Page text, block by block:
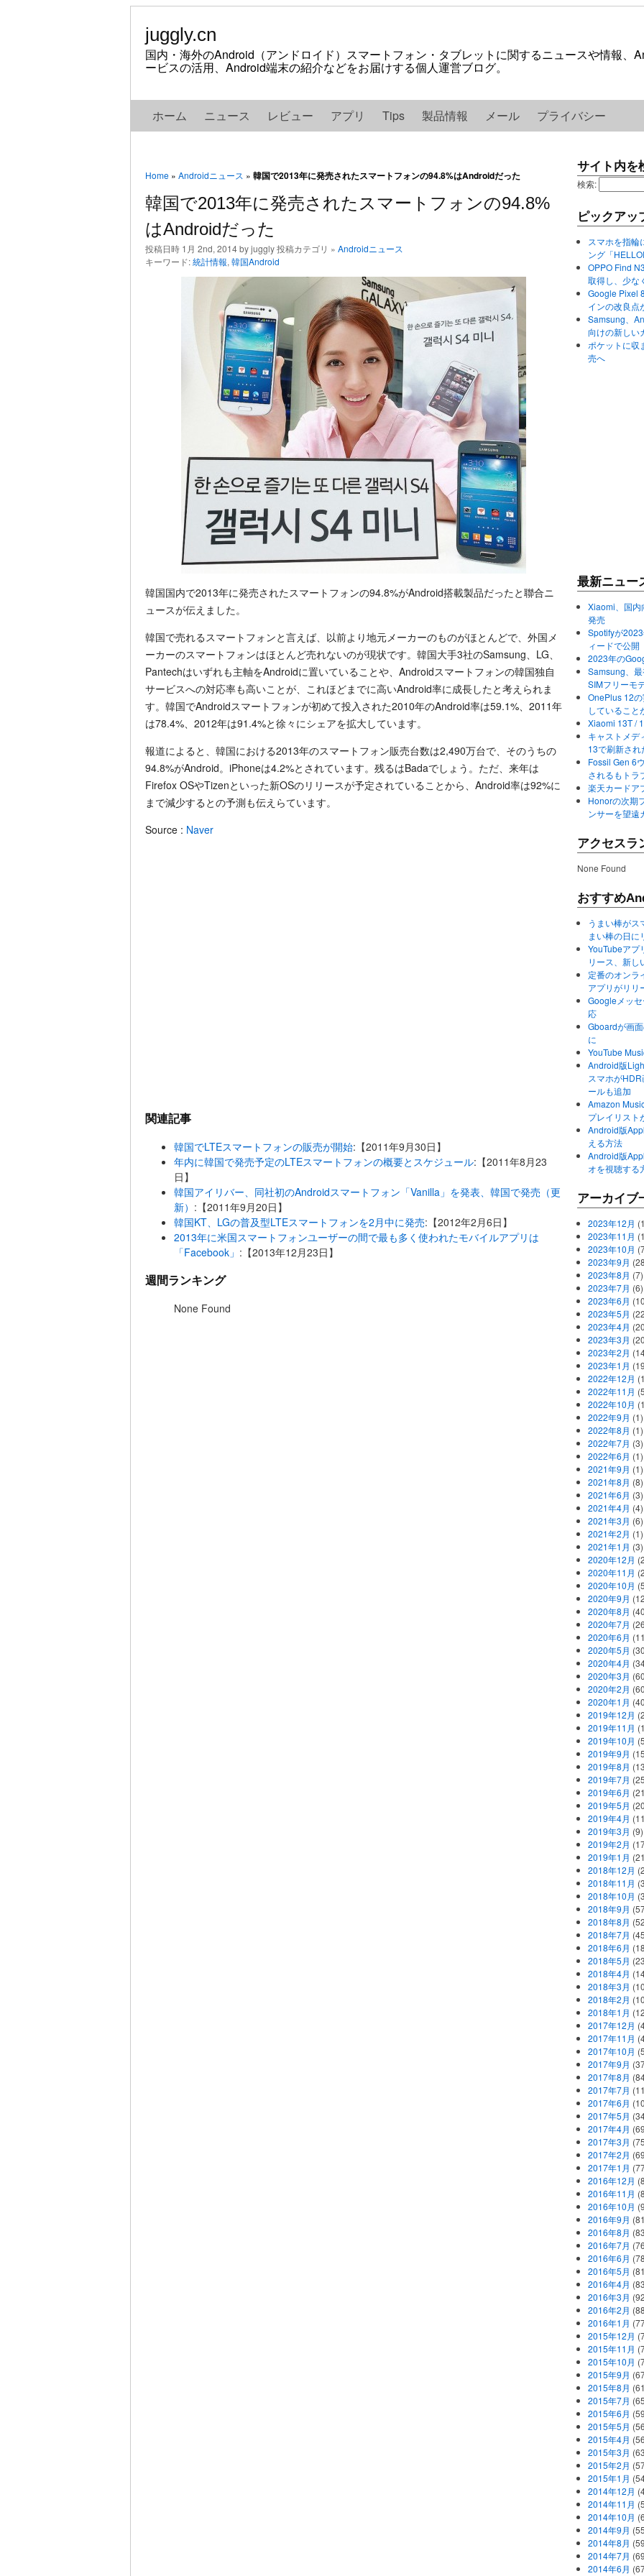
juggly.cn
国内・海外のAndroid（アンドロイド）スマートフォン・タブレットに関するニュースや情報、
ービスの活用、Android端末の紹介などをお届けする個人運営ブログ。
ホーム ニュース レビュー アプリ Tips 製品情報 メール プライバシー
Home » Androidニュース » 韓国で2013年に発売されたスマートフォンの94.8%はAndroidだった
韓国で2013年に発売されたスマートフォンの94.8%
はAndroidだった
投稿日時 1月 2nd, 2014 by juggly 投稿カテゴリ » Androidニュース
キーワード:統計情報, 韓国Android
韓国国内で2013年に発売されたスマートフォンの94.8%がAndroid搭載製品だったと聯合ニ
ュースが伝えました。
韓国で売れるスマートフォンと言えば、以前より地元メーカーのものがほとんどで、外国メ
ーカーのスマートフォンはほとんど売れないのが現状です。韓国大手3社のSamsung、LG、
Pantechはいずれも主軸をAndroidに置いていることや、Androidスマートフォンの韓国独自
サービスへの対応率も高いことが、これほどまでに高いAndroid率に成長したと考えられま
す。韓国でAndroidスマートフォンが初めて投入された2010年のAndroid率は59.1%、2011年
は78.4%、2012年は91.4%と徐々にシェアを拡大しています。
報道によると、韓国における2013年のスマートフォン販売台数は2,490万台で、そのうちの
94.8%がAndroid。iPhoneは4.2%とされています。残るはBadaでしょう。ただ、来年は
Firefox OSやTizenといった新OSのリリースが予定されていることから、Android率は92%に
まで減少するとの予測も伝えらています。
Source : Naver
関連記事
韓国でLTEスマートフォンの販売が開始:【2011年9月30日】
年内に韓国で発売予定のLTEスマートフォンの概要とスケジュール:【2011年8月23
日】
韓国アイリバー、同社初のAndroidスマートフォン「Vanilla」を発表、韓国で発売（更
新） :【2011年9月20日】
韓国KT、LGの普及型LTEスマートフォンを2月中に発売:【2012年2月6日】
2013年に米国スマートフォンユーザーの間で最も多く使われたモバイルアプリは
「Facebook」 :【2013年12月23日】
週間ランキング
None Found
サイト内を
検索:
ピックアッ
スマホを指輪
ング「
OPPO Find
取得し、少な
Google Pixel
インの改良点
Samsung、
向けの新しい
ポケットに収
売へ
最新ニュー
Xiaomi、国内
発売
Spotifyが
ィードで公開
2023年の
Samsung、
SIMフリーモ
OnePlus 12
していること
Xiaomi 13T /
キャストメデ
13で刷新さ
Fossil Gen 6
されるもトラ
楽天カードア
Honorの次期
ンサーを望遠
アクセスラ
None Found
おすすめ
うまい棒がス
まい棒の日に
YouTubeアプ
リース、新し
定番のオンラ
アプリがリリ
Googleメッ
応
Gboardが画
に
YouTube
Android版
スマホが
ールも追加
Amazon
プレイリスト
Android版
える方法
Android版
オを視聴する
アーカイブ
2023年12月
2023年11月
2023年10月
2023年9月
2023年8月 (7)
2023年7月 (6)
2023年6月
2023年5月
2023年4月
2023年3月
2023年2月
2023年1月
2022年12月
2022年11月
2022年10月
2022年9月 (1)
2022年8月 (1)
2022年7月 (3)
2022年6月 (1)
2021年9月 (1)
2021年8月 (8)
2021年6月 (3)
2021年4月 (4)
2021年3月 (6)
2021年2月 (1)
2021年1月 (3)
2020年12月
2020年11月
2020年10月
2020年9月
2020年8月
2020年7月
2020年6月
2020年5月
2020年4月
2020年3月
2020年2月
2020年1月
2019年12月
2019年11月
2019年10月
2019年9月
2019年8月
2019年7月
2019年6月
2019年5月
2019年4月
2019年3月 (9)
2019年2月
2019年1月
2018年12月
2018年11月
2018年10月
2018年9月
2018年8月
2018年7月
2018年6月
2018年5月
2018年4月
2018年3月
2018年2月
2018年1月
2017年12月
2017年11月
2017年10月
2017年9月
2017年8月
2017年7月
2017年6月
2017年5月
2017年4月
2017年3月
2017年2月
2017年1月
2016年12月
2016年11月
2016年10月
2016年9月
2016年8月
2016年7月
2016年6月
2016年5月
2016年4月
2016年3月
2016年2月
2016年1月
2015年12月
2015年11月
2015年10月
2015年9月
2015年8月
2015年7月
2015年6月
2015年5月
2015年4月
2015年3月
2015年2月
2015年1月
2014年12月
2014年11月
2014年10月
2014年9月
2014年8月
2014年7月
2014年6月